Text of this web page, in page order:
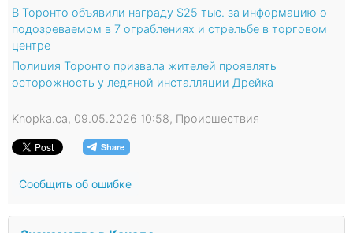
В Торонто объявили награду $25 тыс. за информацию о
подозреваемом в 7 ограблениях и стрельбе в торговом
центре
Полиция Торонто призвала жителей проявлять
осторожность у ледяной инсталляции Дрейка
Knopka.ca, 09.05.2026 10:58, Происшествия
Сообщить об ошибке